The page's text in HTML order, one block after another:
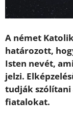
A német
határozott,
Isten nevét,
jelzi.
tudják szólítani
fiatalokat.